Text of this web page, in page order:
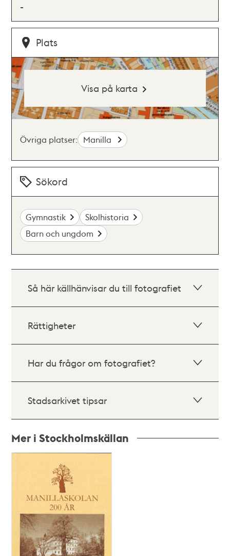
-
Plats
Visa på karta
Övriga platser: Manilla
Sökord
Gymnastik
Skolhistoria
Barn och ungdom
Så här källhänvisar du till fotografiet
Rättigheter
Har du frågor om fotografiet?
Stadsarkivet tipsar
Mer i Stockholmskällan
teman